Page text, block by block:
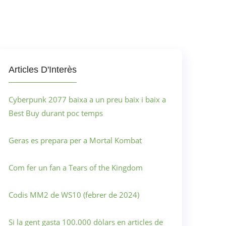
Articles D'Interès
Cyberpunk 2077 baixa a un preu baix i baix a
Best Buy durant poc temps
Geras es prepara per a Mortal Kombat
Com fer un fan a Tears of the Kingdom
Codis MM2 de WS10 (febrer de 2024)
Si la gent gasta 100.000 dòlars en articles de